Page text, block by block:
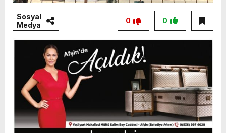
Sosyal
Medya
0
0